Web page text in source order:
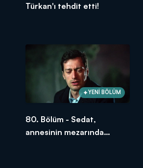
Türkan'ı tehdit etti!
YENİ BÖLÜM
80. Bölüm - Sedat,
annesinin mezarında